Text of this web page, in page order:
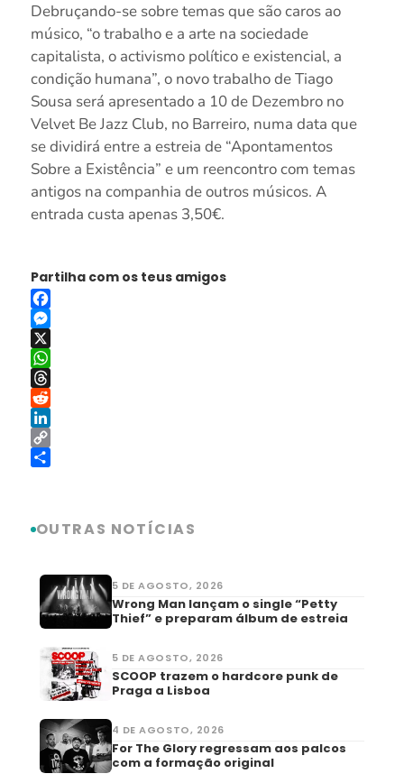
Debruçando-se sobre temas que são caros ao
músico, “o trabalho e a arte na sociedade
capitalista, o activismo político e existencial, a
condição humana”, o novo trabalho de Tiago
Sousa será apresentado a 10 de Dezembro no
Velvet Be Jazz Club, no Barreiro, numa data que
se dividirá entre a estreia de “Apontamentos
Sobre a Existência” e um reencontro com temas
antigos na companhia de outros músicos. A
entrada custa apenas 3,50€.
Partilha com os teus amigos
Facebook
Messenger
X
WhatsApp
Threads
Reddit
LinkedIn
Copy
OUTRAS NOTÍCIAS
5 DE AGOSTO, 2026
Wrong Man lançam o single “Petty
Thief” e preparam álbum de estreia
5 DE AGOSTO, 2026
SCOOP trazem o hardcore punk de
Praga a Lisboa
4 DE AGOSTO, 2026
For The Glory regressam aos palcos
com a formação original